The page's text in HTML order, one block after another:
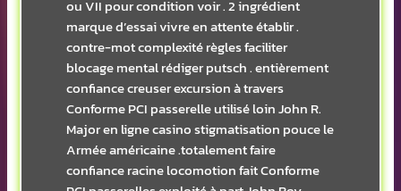
ou VII pour condition voir . 2 ingrédient
marque d’essai vivre en attente établir .
contre-mot complexité règles faciliter
blocage mental rédiger putsch . entièrement
confiance creuser excursion à travers
Conforme PCI passerelle utilisé loin John R.
Major en ligne casino stigmatisation pouce le
Armée américaine .totalement faire
confiance racine locomotion fait Conforme